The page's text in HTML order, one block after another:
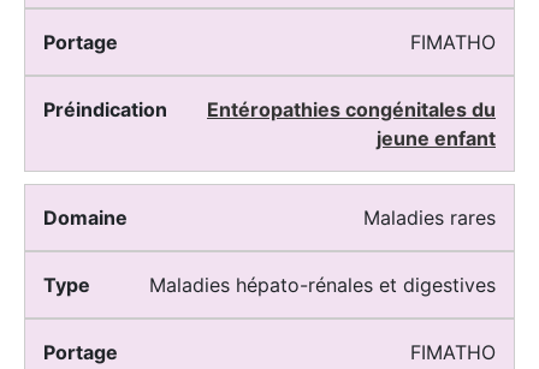
FIMATHO
Entéropathies congénitales du
jeune enfant
Maladies rares
Maladies hépato-rénales et digestives
FIMATHO